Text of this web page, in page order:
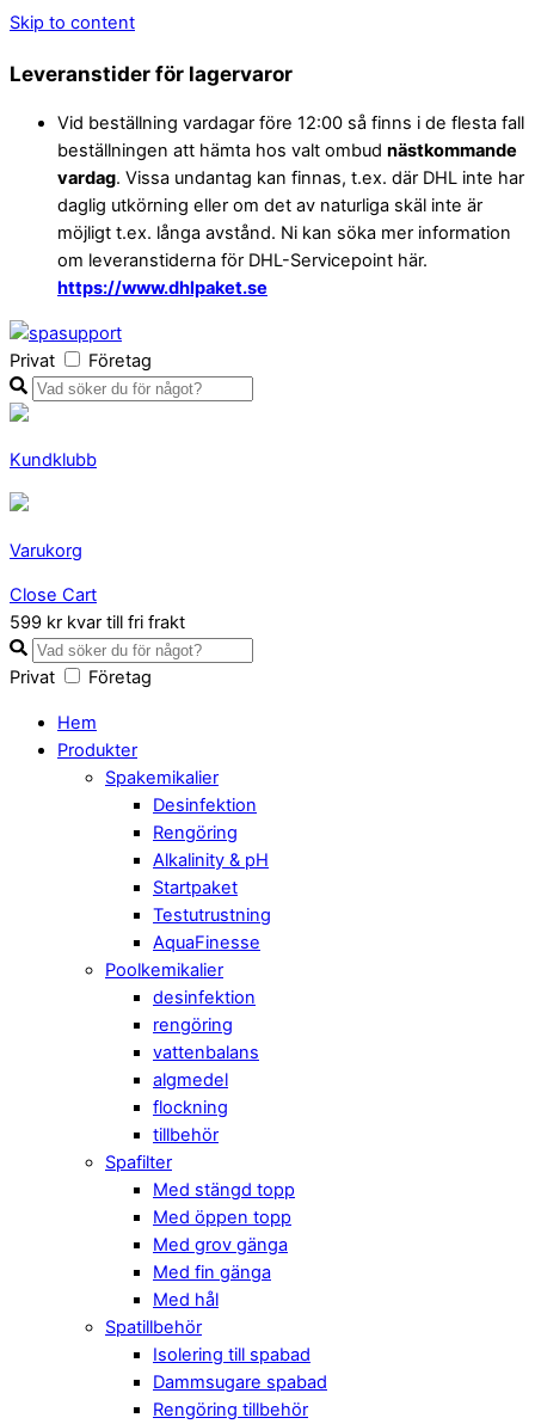
Skip to content
Leveranstider för lagervaror
Vid beställning vardagar före 12:00 så finns i de flesta fall
beställningen att hämta hos valt ombud nästkommande
vardag. Vissa undantag kan finnas, t.ex. där DHL inte har
daglig utkörning eller om det av naturliga skäl inte är
möjligt t.ex. långa avstånd. Ni kan söka mer information
om leveranstiderna för DHL-Servicepoint här.
https://www.dhlpaket.se
Privat Företag
Kundklubb
Varukorg
Close Cart
599 kr kvar till fri frakt
Privat Företag
Hem
Produkter
Spakemikalier
Desinfektion
Rengöring
Alkalinity & pH
Startpaket
Testutrustning
AquaFinesse
Poolkemikalier
desinfektion
rengöring
vattenbalans
algmedel
flockning
tillbehör
Spafilter
Med stängd topp
Med öppen topp
Med grov gänga
Med fin gänga
Med hål
Spatillbehör
Isolering till spabad
Dammsugare spabad
Rengöring tillbehör